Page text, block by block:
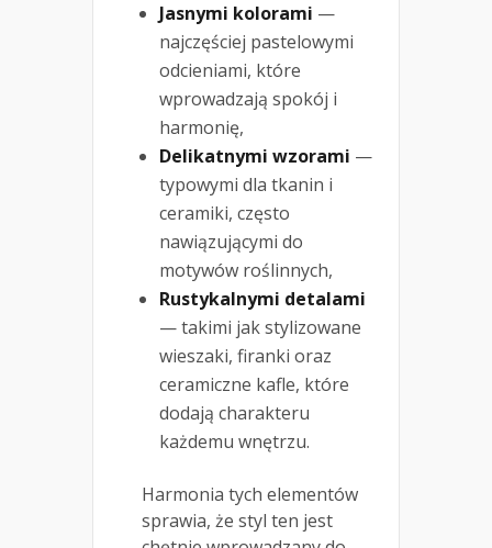
Jasnymi kolorami —
najczęściej pastelowymi
odcieniami, które
wprowadzają spokój i
harmonię,
Delikatnymi wzorami —
typowymi dla tkanin i
ceramiki, często
nawiązującymi do
motywów roślinnych,
Rustykalnymi detalami
— takimi jak stylizowane
wieszaki, firanki oraz
ceramiczne kafle, które
dodają charakteru
każdemu wnętrzu.
Harmonia tych elementów
sprawia, że styl ten jest